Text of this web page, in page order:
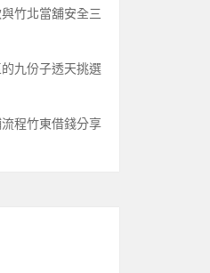
竹北當舖安全三
九份子透天挑選
程竹東借錢分享